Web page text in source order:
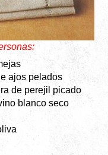
ajos pelados
de perejil picado
blanco seco